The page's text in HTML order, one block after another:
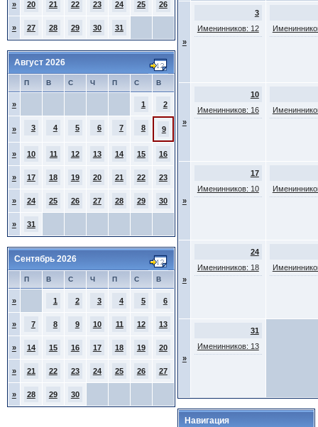
» 20 21 22 23 24 25 26
» 27 28 29 30 31
Август 2026
П В С Ч П С В
» 1 2
» 3 4 5 6 7 8 9
» 10 11 12 13 14 15 16
» 17 18 19 20 21 22 23
» 24 25 26 27 28 29 30
» 31
Сентябрь 2026
П В С Ч П С В
» 1 2 3 4 5 6
» 7 8 9 10 11 12 13
» 14 15 16 17 18 19 20
» 21 22 23 24 25 26 27
» 28 29 30
»
3
Именинников: 12
»
10
Именинников: 16
»
17
Именинников: 10
»
24
Именинников: 18
»
31
Именинников: 13
Навигация